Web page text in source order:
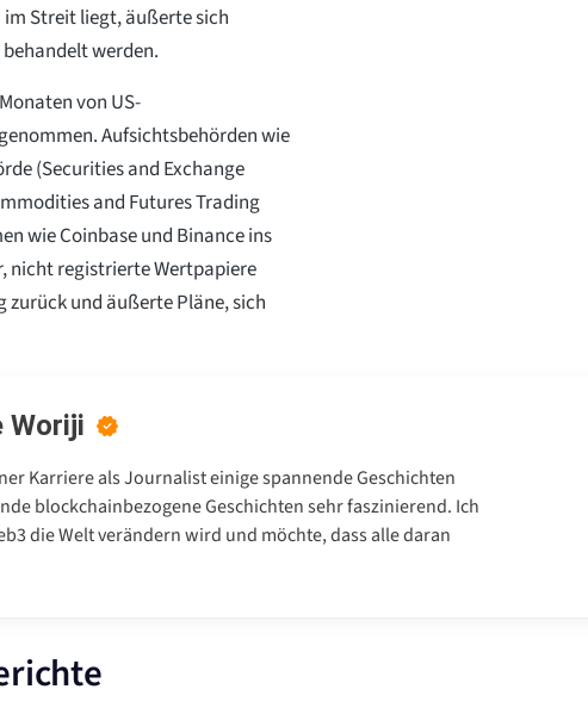
im Streit liegt, äußerte sich
werden.
von US-
Aufsichtsbehörden wie
(Securities and Exchange
and Futures Trading
wie Coinbase und Binance ins
nicht registrierte Wertpapiere
zurück und äußerte Pläne, sich
Woriji
Karriere als Journalist einige spannende Geschichten
blockchainbezogene Geschichten sehr faszinierend. Ich
die Welt verändern wird und möchte, dass alle daran